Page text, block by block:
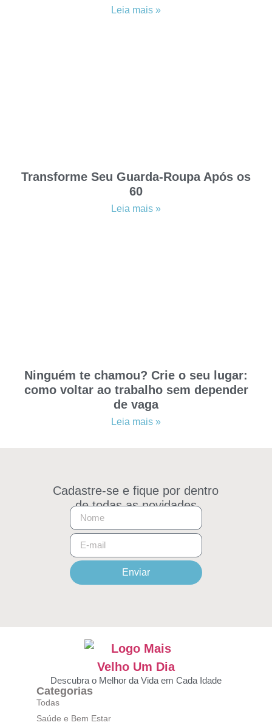
Leia mais »
Transforme Seu Guarda-Roupa Após os
60
Leia mais »
Ninguém te chamou? Crie o seu lugar:
como voltar ao trabalho sem depender
de vaga
Leia mais »
Cadastre-se e fique por dentro
de todas as novidades
Enviar
Descubra o Melhor da Vida em Cada Idade
Categorias
Todas
Saúde e Bem Estar